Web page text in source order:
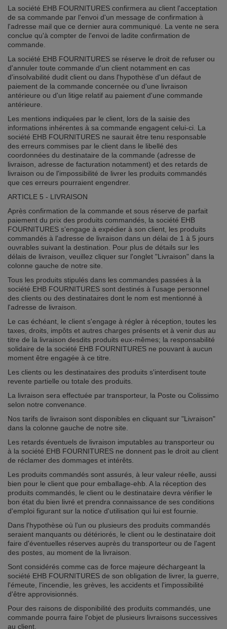
La société EHB FOURNITURES confirmera au client l'acceptation
de sa commande par l'envoi d'un message de confirmation à
l'adresse mail que ce dernier aura communiqué. La vente ne sera
conclue qu'à compter de l'envoi de ladite confirmation de
commande.
La société EHB FOURNITURES se réserve le droit de refuser ou
d'annuler toute commande d'un client notamment en cas
d'insolvabilité dudit client ou dans l'hypothèse d'un défaut de
paiement de la commande concernée ou d'une livraison
antérieure ou d'un litige relatif au paiement d'une commande
antérieure.
Les mentions indiquées par le client, lors de la saisie des
informations inhérentes à sa commande engagent celui-ci. La
société EHB FOURNITURES ne saurait être tenu responsable
des erreurs commises par le client dans le libellé des
coordonnées du destinataire de la commande (adresse de
livraison, adresse de facturation notamment) et des retards de
livraison ou de l'impossibilité de livrer les produits commandés
que ces erreurs pourraient engendrer.
ARTICLE 5 - LIVRAISON
Après confirmation de la commande et sous réserve de parfait
paiement du prix des produits commandés, la société EHB
FOURNITURES s'engage à expédier à son client, les produits
commandés à l'adresse de livraison dans un délai de 1 à 5 jours
ouvrables suivant la destination. Pour plus de détails sur les
délais de livraison, veuillez cliquer sur l'onglet "Livraison" dans la
colonne gauche de notre site.
Tous les produits stipulés dans les commandes passées à la
société EHB FOURNITURES sont destinés à l'usage personnel
des clients ou des destinataires dont le nom est mentionné à
l'adresse de livraison.
Le cas échéant, le client s'engage à régler à réception, toutes les
taxes, droits, impôts et autres charges présents et à venir dus au
titre de la livraison desdits produits eux-mêmes; la responsabilité
solidaire de la société EHB FOURNITURES ne pouvant à aucun
moment être engagée à ce titre.
Les clients ou les destinataires des produits s'interdisent toute
revente partielle ou totale des produits.
La livraison sera effectuée par transporteur, la Poste ou Colissimo
selon notre convenance.
Nos tarifs de livraison sont disponibles en cliquant sur "Livraison"
dans la colonne gauche de notre site.
Les retards éventuels de livraison imputables au transporteur ou
à la société EHB FOURNITURES ne donnent pas le droit au client
de réclamer des dommages et intérêts.
Les produits commandés sont assurés, à leur valeur réelle, aussi
bien pour le client que pour emballage-ehb. A la réception des
produits commandés, le client ou le destinataire devra vérifier le
bon état du bien livré et prendra connaissance de ses conditions
d'emploi figurant sur la notice d'utilisation qui lui est fournie.
Dans l'hypothèse où l'un ou plusieurs des produits commandés
seraient manquants ou détériorés, le client ou le destinataire doit
faire d'éventuelles réserves auprès du transporteur ou de l'agent
des postes, au moment de la livraison.
Sont considérés comme cas de force majeure déchargeant la
société EHB FOURNITURES de son obligation de livrer, la guerre,
l'émeute, l'incendie, les grèves, les accidents et l'impossibilité
d'être approvisionnés.
Pour des raisons de disponibilité des produits commandés, une
commande pourra faire l'objet de plusieurs livraisons successives
au client.